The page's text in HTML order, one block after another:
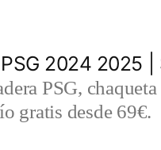
2024 2025 |
PSG,
gratis desde 69€.